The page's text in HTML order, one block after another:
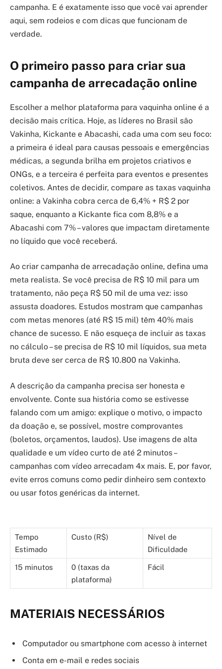
campanha. E é exatamente isso que você vai aprender
aqui, sem rodeios e com dicas que funcionam de
verdade.
O primeiro passo para criar sua
campanha de arrecadação online
Escolher a melhor plataforma para vaquinha online é a
decisão mais crítica. Hoje, as líderes no Brasil são
Vakinha, Kickante e Abacashi, cada uma com seu foco:
a primeira é ideal para causas pessoais e emergências
médicas, a segunda brilha em projetos criativos e
ONGs, e a terceira é perfeita para eventos e presentes
coletivos. Antes de decidir, compare as taxas vaquinha
online: a Vakinha cobra cerca de 6,4% + R$ 2 por
saque, enquanto a Kickante fica com 8,8% e a
Abacashi com 7% – valores que impactam diretamente
no líquido que você receberá.
Ao criar campanha de arrecadação online, defina uma
meta realista. Se você precisa de R$ 10 mil para um
tratamento, não peça R$ 50 mil de uma vez: isso
assusta doadores. Estudos mostram que campanhas
com metas menores (até R$ 15 mil) têm 40% mais
chance de sucesso. E não esqueça de incluir as taxas
no cálculo – se precisa de R$ 10 mil líquidos, sua meta
bruta deve ser cerca de R$ 10.800 na Vakinha.
A descrição da campanha precisa ser honesta e
envolvente. Conte sua história como se estivesse
falando com um amigo: explique o motivo, o impacto
da doação e, se possível, mostre comprovantes
(boletos, orçamentos, laudos). Use imagens de alta
qualidade e um vídeo curto de até 2 minutos –
campanhas com vídeo arrecadam 4x mais. E, por favor,
evite erros comuns como pedir dinheiro sem contexto
ou usar fotos genéricas da internet.
Tempo
Estimado
Custo (R$)
Nível de
Dificuldade
15 minutos
0 (taxas da
plataforma)
Fácil
MATERIAIS NECESSÁRIOS
Computador ou smartphone com acesso à internet
Conta em e-mail e redes sociais